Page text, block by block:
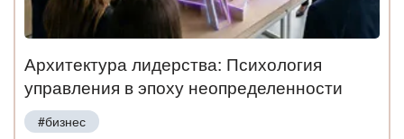
Архитектура лидерства: Психология
управления в эпоху неопределенности
#бизнес